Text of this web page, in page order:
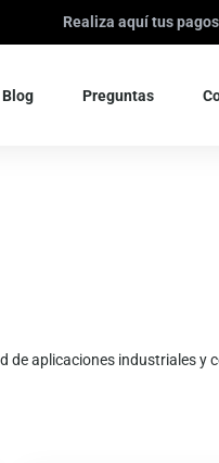
Realiza aquí tus pagos
Blog Preguntas
de aplicaciones industriales y